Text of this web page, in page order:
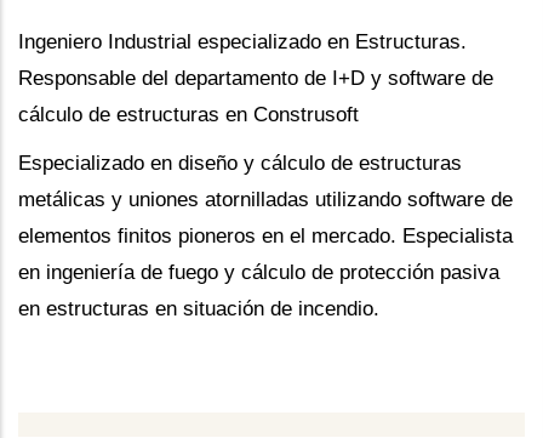
Ingeniero Industrial especializado en Estructuras.
Responsable del departamento de I+D y software de
cálculo de estructuras en Construsoft
Especializado en diseño y cálculo de estructuras
metálicas y uniones atornilladas utilizando software de
elementos finitos pioneros en el mercado. Especialista
en ingeniería de fuego y cálculo de protección pasiva
en estructuras en situación de incendio.